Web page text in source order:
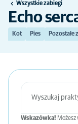
Wszystkie zabiegi
Echo
Kot Pies Pozostałe
Wskazówka!